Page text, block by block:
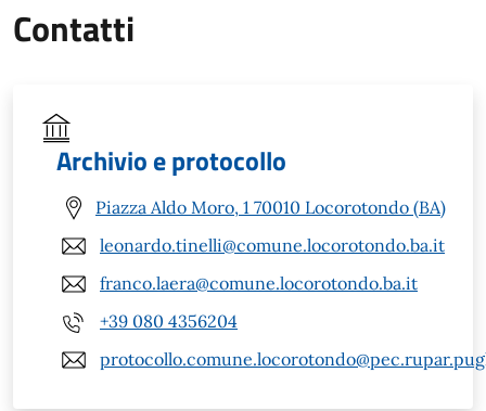
Contatti
Archivio e protocollo
Piazza Aldo Moro, 1 70010 Locorotondo (BA)
leonardo.tinelli@comune.locorotondo.ba.it
franco.laera@comune.locorotondo.ba.it
+39 080 4356204